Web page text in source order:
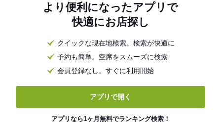
より便利になったアプリで
快適にお店探し
クイックな現在地検索。検索が快適に
予約も簡単。空席をスムーズに検索
会員登録なし。すぐに利用開始
アプリで開く
アプリなら1ヶ月無料でランキング検索！